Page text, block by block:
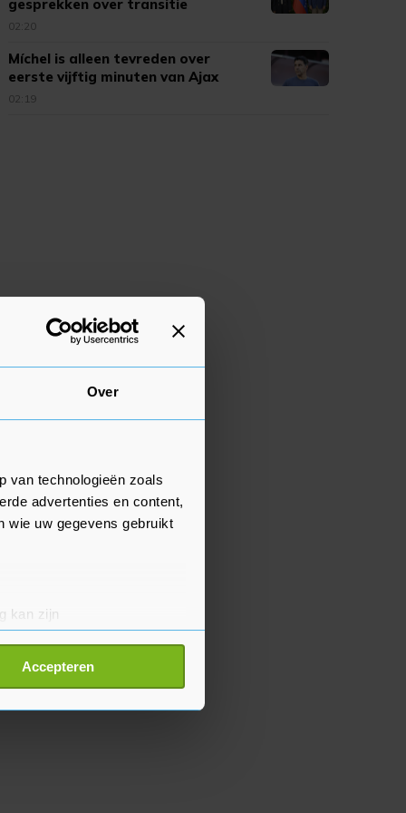
Over
van technologieën zoals
advertenties en content,
wie uw gegevens gebruikt
kan zijn
detailgedeelte
Accepteren
gesprekken over transitie
02:20
Míchel is alleen tevreden over
eerste vijftig minuten van Ajax
02:19